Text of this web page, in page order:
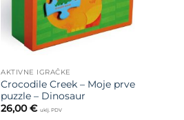
AKTIVNE IGRAČKE
Crocodile Creek – Moje prve
puzzle – Dinosaur
26,00€ uklj. PDV